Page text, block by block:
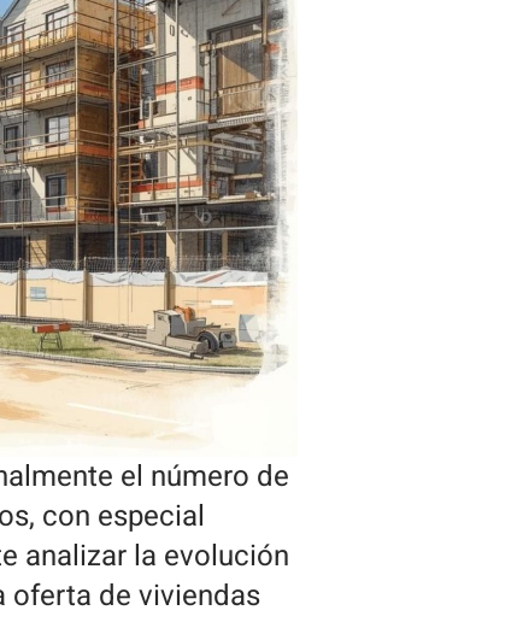
el número de
con especial
analizar la evolución
oferta de viviendas